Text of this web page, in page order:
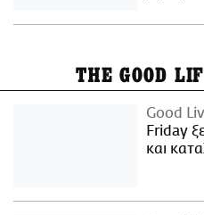
THE GOOD
Good
Friday
και